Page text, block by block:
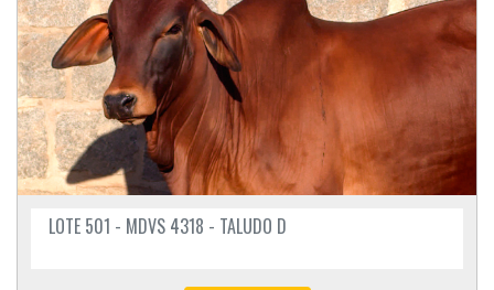
LOTE 501 - MDVS 4318 - TALUDO D